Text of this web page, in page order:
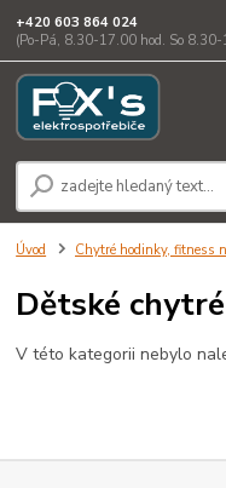
+420 603 864 024
(Po-Pá, 8.30-17.00 hod. So
Úvod Chytré hodinky, fitness
Dětské
V této kategorii nebylo